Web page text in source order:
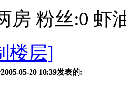
房 粉丝:0 虾
楼层]
05-20 10:39发表的: